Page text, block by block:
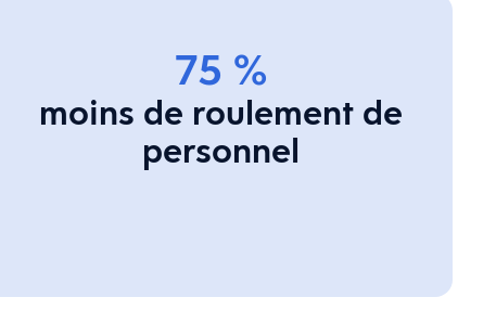
75 %
moins de roulement de
personnel